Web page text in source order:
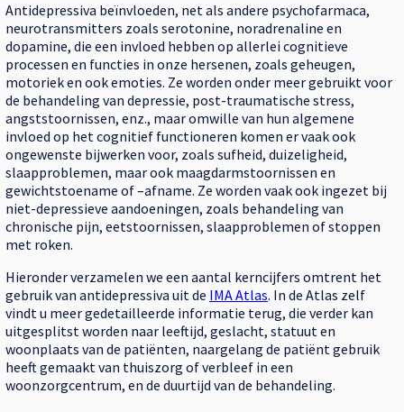
Antidepressiva beïnvloeden, net als andere psychofarmaca,
neurotransmitters zoals serotonine, noradrenaline en
dopamine, die een invloed hebben op allerlei cognitieve
processen en functies in onze hersenen, zoals geheugen,
motoriek en ook emoties. Ze worden onder meer gebruikt voor
de behandeling van depressie, post-traumatische stress,
angststoornissen, enz., maar omwille van hun algemene
invloed op het cognitief functioneren komen er vaak ook
ongewenste bijwerken voor, zoals sufheid, duizeligheid,
slaapproblemen, maar ook maagdarmstoornissen en
gewichtstoename of –afname. Ze worden vaak ook ingezet bij
niet-depressieve aandoeningen, zoals behandeling van
chronische pijn, eetstoornissen, slaapproblemen of stoppen
met roken.
Hieronder verzamelen we een aantal kerncijfers omtrent het
gebruik van antidepressiva uit de IMA Atlas. In de Atlas zelf
vindt u meer gedetailleerde informatie terug, die verder kan
uitgesplitst worden naar leeftijd, geslacht, statuut en
woonplaats van de patiënten, naargelang de patiënt gebruik
heeft gemaakt van thuiszorg of verbleef in een
woonzorgcentrum, en de duurtijd van de behandeling.